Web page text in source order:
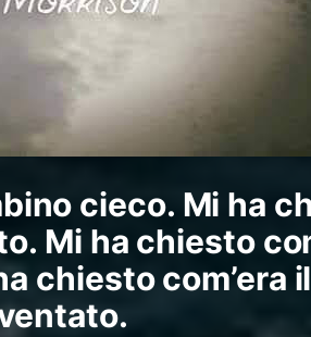
cieco. Mi ha
Mi ha chiesto
chiesto com’era